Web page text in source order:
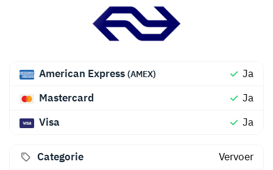
American Express (AMEX)
Ja
Mastercard
Ja
Visa
Ja
Categorie
Vervoer